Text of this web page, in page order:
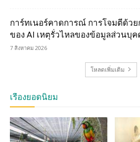
การ์ทเนอร์คาดการณ์ การโจมตีด้ว
ของ AI เหตุรั่วไหลของข้อมูลส่วนบุค
7 สิงหาคม 2026
โหลดเพิ่มเติม
เรื่องยอดนิยม